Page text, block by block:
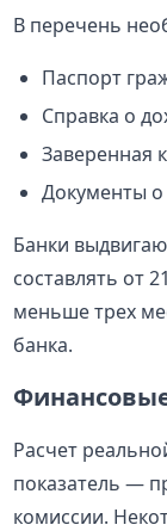
В перечень
Паспорт
Справка о
Заверенная
Документы о
Банки
составлять от
меньше трех
банка.
Расчет
показатель —
комиссии.